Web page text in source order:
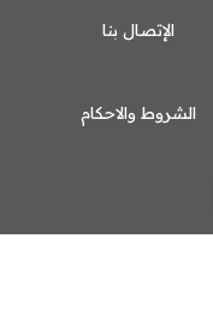
الإتصال بنا
الشروط والاحكام